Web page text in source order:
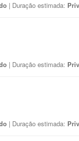
| Duração estimada:
| Duração estimada:
| Duração estimada: